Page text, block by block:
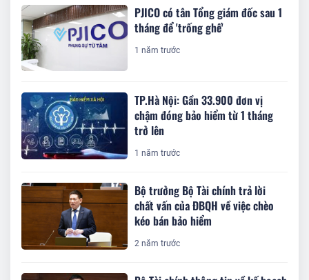
PJICO có tân Tổng giám đốc sau 1
tháng để 'trống ghế'
1 năm trước
TP.Hà Nội: Gần 33.900 đơn vị
chậm đóng bảo hiểm từ 1 tháng
trở lên
1 năm trước
Bộ trưởng Bộ Tài chính trả lời
chất vấn của ĐBQH về việc chèo
kéo bán bảo hiểm
2 năm trước